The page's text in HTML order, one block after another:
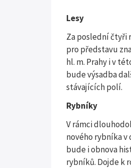
Lesy
Za poslední čtyři
pro představu
hl. m. Prahy i v
bude výsadba
stávajících polí.
Rybníky
V rámci
nového rybníka v
bude i obnova
rybníků. Dojde k